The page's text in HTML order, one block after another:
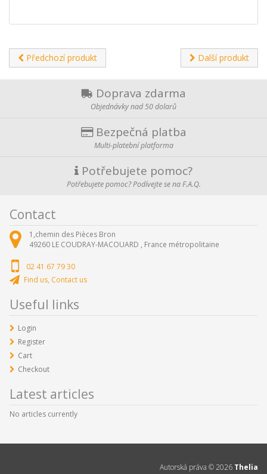
Předchozí produkt Další produkt
Doprava zdarma
Objednávky nad 50 dolarů
Bezpečná platba
Multi-platební platforma
Potřebujete pomoc?
Potřebujete pomoc? Podívejte se na F.A.Q.
Contact
1,chemin des Pièces Bron
49260 LE COUDRAY-MACOUARD , France métropolitaine
02 41 67 79 30
Find us, Contact us
Useful links
Login
Register
Cart
Checkout
Latest articles
No articles currently
Autorská práva ©2026 Thelia